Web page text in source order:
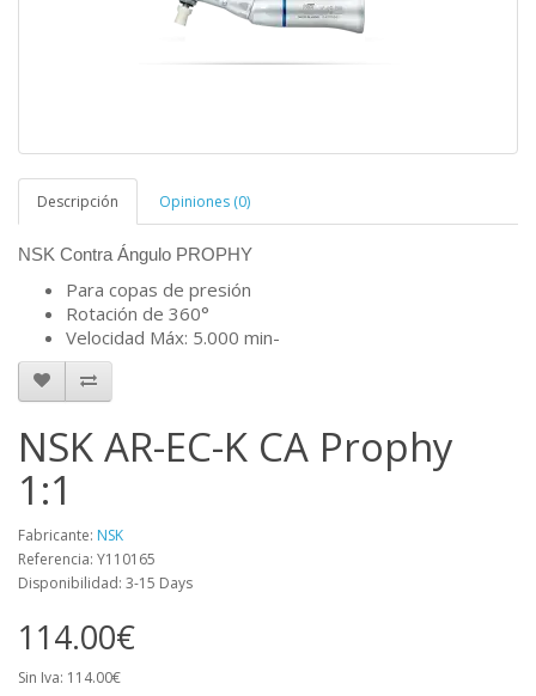
Descripción Opiniones (0)
NSK Contra Ángulo PROPHY
Para copas de presión
Rotación de 360°
Velocidad Máx: 5.000 min-
NSK AR-EC-K CA Prophy
1:1
Fabricante: NSK
Referencia: Y110165
Disponibilidad: 3-15 Days
114.00€
Sin Iva: 114.00€